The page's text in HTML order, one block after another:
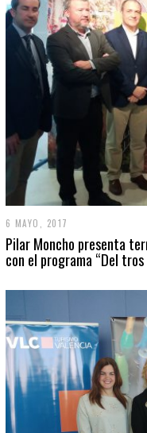
6 MAYO, 2017
Pilar Moncho presenta
con el programa “Del